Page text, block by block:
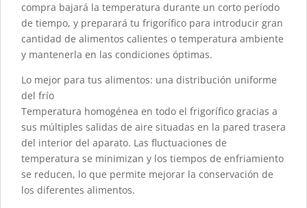
compra bajará la temperatura durante un corto período
de tiempo, y preparará tu frigorífico para introducir gran
cantidad de alimentos calientes o temperatura ambiente
y mantenerla en las condiciones óptimas.
Lo mejor para tus alimentos: una distribución uniforme
del frío
Temperatura homogénea en todo el frigorífico gracias a
sus múltiples salidas de aire situadas en la pared trasera
del interior del aparato. Las fluctuaciones de
temperatura se minimizan y los tiempos de enfriamiento
se reducen, lo que permite mejorar la conservación de
los diferentes alimentos.